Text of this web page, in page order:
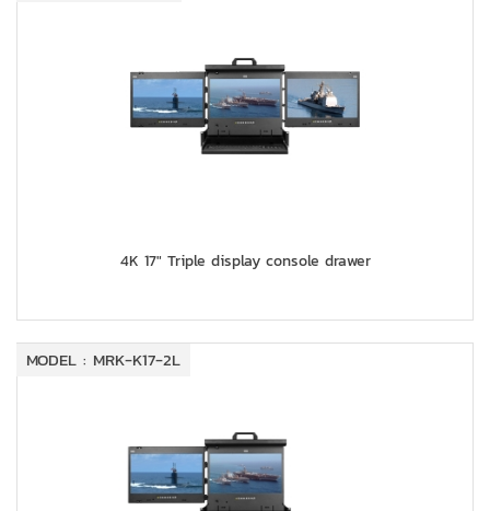
4K 17" Triple display console drawer
MODEL : MRK-K17-2L